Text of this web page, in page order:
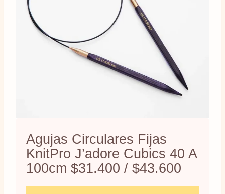
Agujas Circulares Fijas
KnitPro J’adore Cubics 40 A
100cm $31.400 / $43.600